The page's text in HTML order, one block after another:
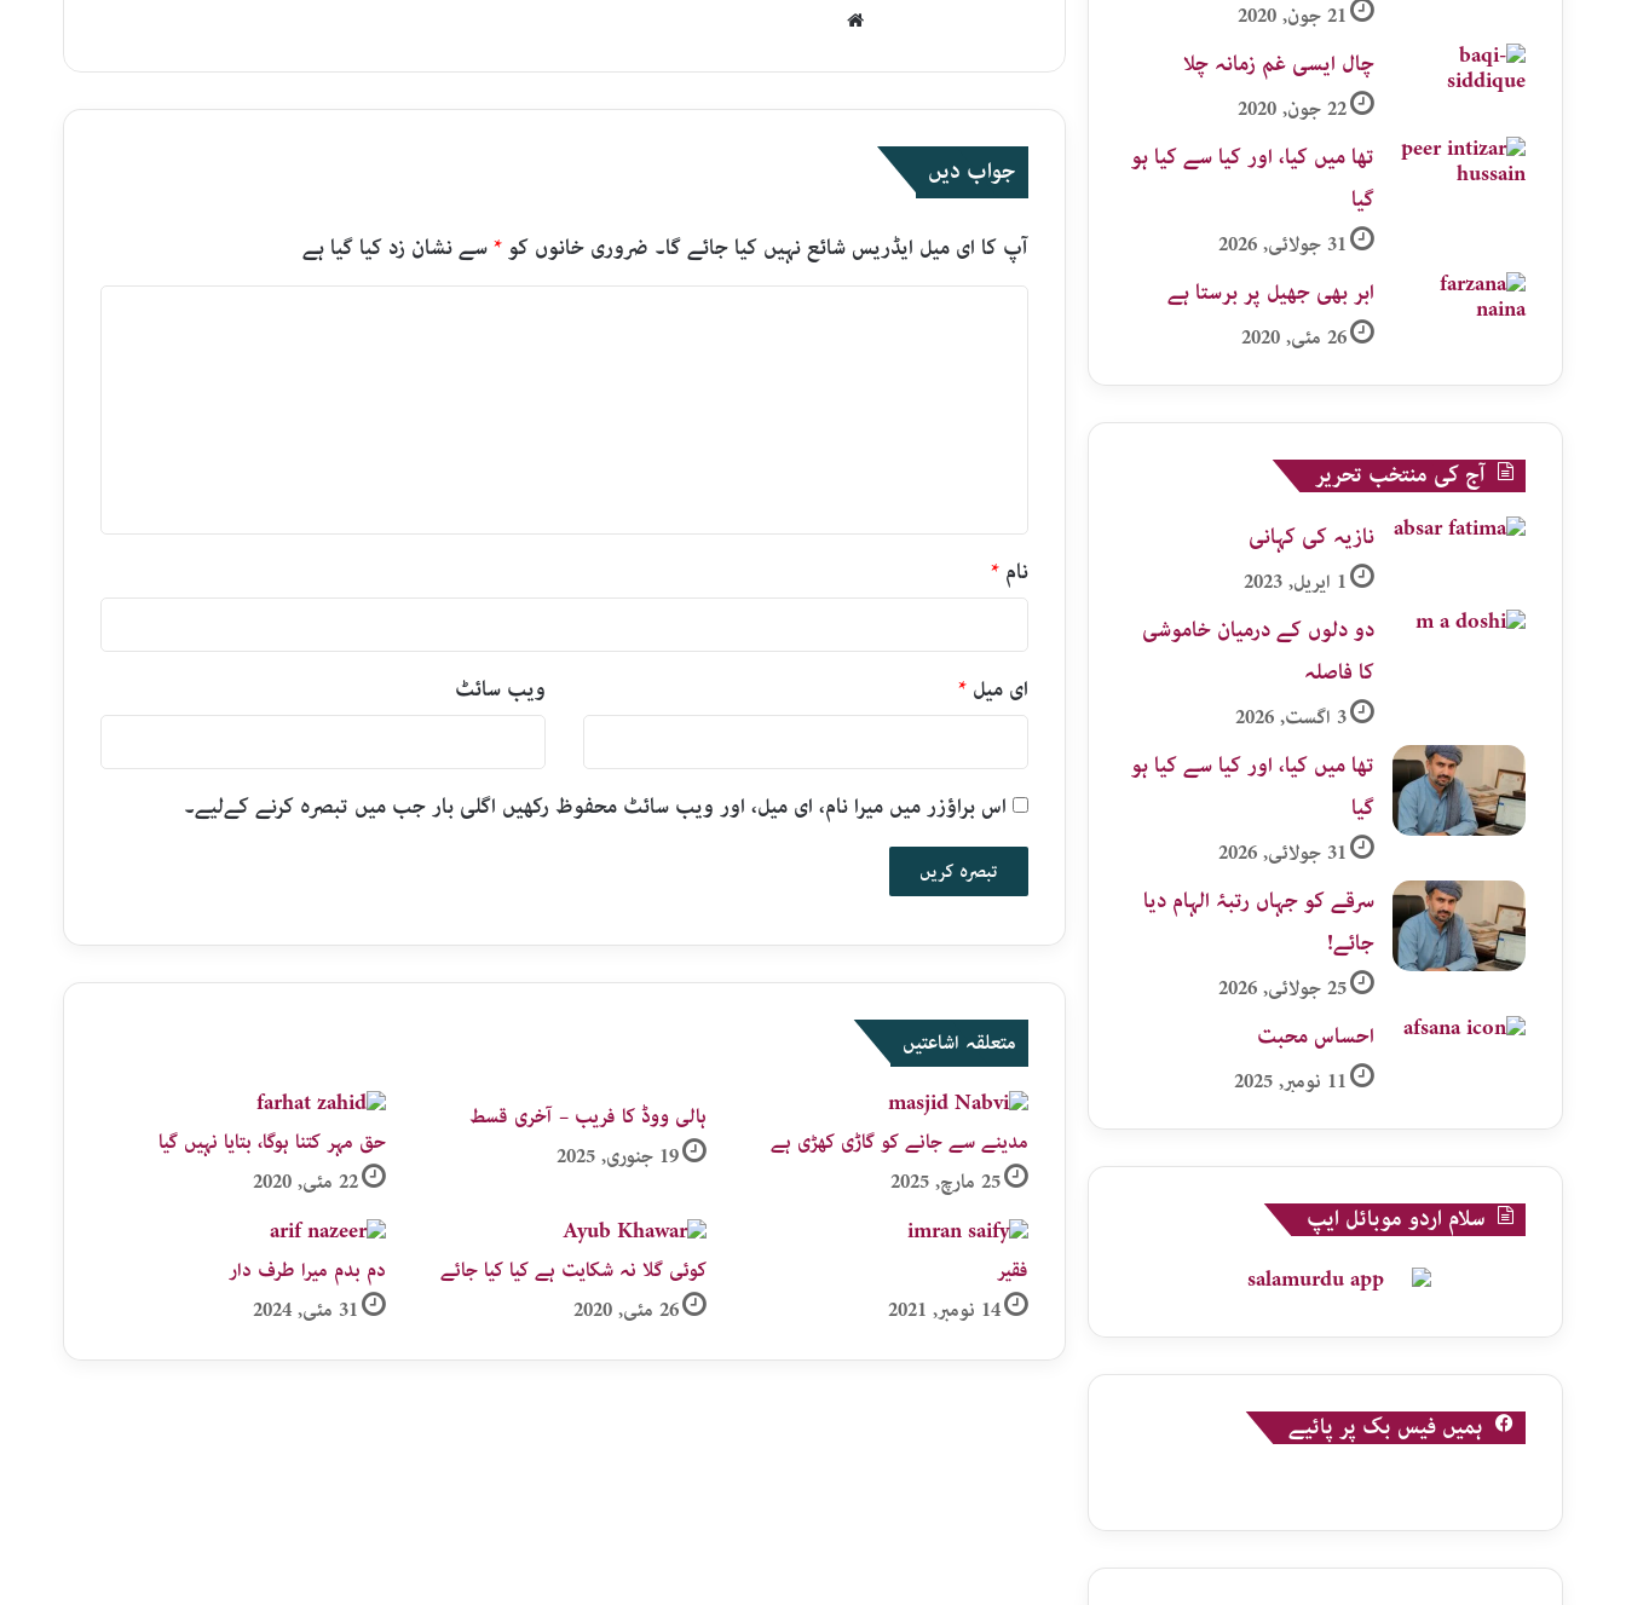
جواب دیں
آپ کا ای میل ایڈریس شائع نہیں کیا جائے گا۔ ضروری خانوں کو*سے نشان زد کیا گیا ہے
نام*
ای میل* ویب‌ سائٹ
اس براؤزر میں میرا نام، ای میل، اور ویب سائٹ محفوظ رکھیں اگلی بار جب میں تبصرہ کرنے کےلیے۔
متعلقہ اشاعتیں
مدینے سے جانے کو گاڑی کھڑی ہے
25 مارچ, 2025
ہالی ووڈ کا فریب – آخری قسط
19 جنوری, 2025
حق مہر کتنا ہوگا، بتایا نہیں گیا
22 مئی, 2020
فقیر
14 نومبر, 2021
کوئی گلا نہ شکایت ہے کیا کیا جائے
26 مئی, 2020
دم بدم میرا طرف دار
31 مئی, 2024
21 جون, 2020
چال ایسی غم زمانہ چلا
22 جون, 2020
تھا میں کیا، اور کیا سے کیا ہو
گیا
31 جولائی, 2026
ابر بھی جھیل پر برستا ہے
26 مئی, 2020
آج کی منتخب تحریر
نازیہ کی کہانی
1 اپریل, 2023
دو دلوں کے درمیان خاموشی
کا فاصلہ
3 اگست, 2026
تھا میں کیا، اور کیا سے کیا ہو
گیا
31 جولائی, 2026
سرقے کو جہاں رتبۂ الہام دیا
جائے!
25 جولائی, 2026
احساس محبت
11 نومبر, 2025
سلام اردو موبائل ایپ
ہمیں فیس بک پر پائیے